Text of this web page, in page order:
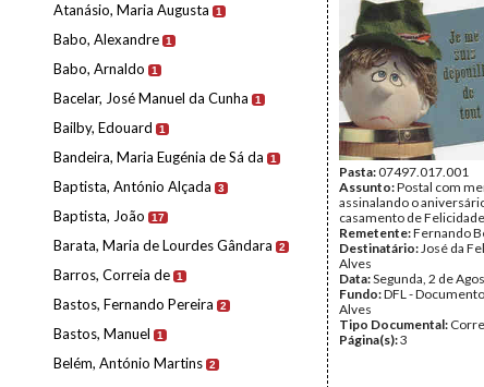
Atanásio, Maria Augusta 1
Babo, Alexandre 1
Babo, Arnaldo 1
Bacelar, José Manuel da Cunha 1
Bailby, Edouard 1
Bandeira, Maria Eugénia de Sá da 1
Baptista, António Alçada 3
Baptista, João 17
Barata, Maria de Lourdes Gândara 2
Barros, Correia de 1
Bastos, Fernando Pereira 2
Bastos, Manuel 1
Belém, António Martins 2
Pasta:07497.017.001
Assunto:Postal com
assinalando o
casamento de
Remetente:Fernando
Destinatário:José da
Alves
Data:Segunda, 2 de
Fundo:DFL -
Alves
Tipo Documental:
Página(s):3